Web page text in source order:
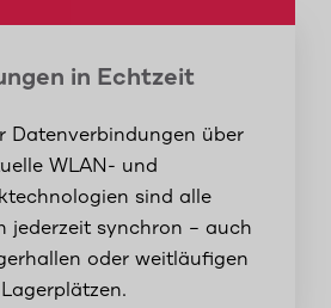
in Echtzeit
Datenverbindungen über
WLAN- und
sind alle
jederzeit synchron – auch
oder weitläufigen
Lagerplätzen.